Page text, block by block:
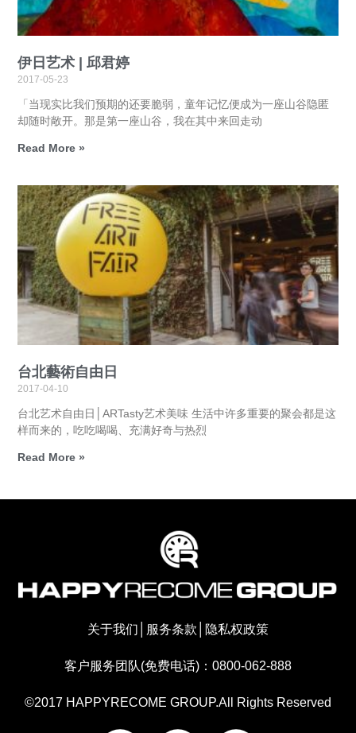
伊日艺术 | 邱君婷
2017-05-23
「当现实比我们预期的还要脆弱，童年记忆便成为一座山谷隐匿
却随时敞开。那是第一座山谷，我在其中来回走动
Read More »
台北藝術自由日
2017-04-10
台北艺术自由日│ARTasty艺术美味 生活中许多重要的聚会都是这
样而来的，吃吃喝喝、充满好奇与热烈
Read More »
关于我们 服务条款 隐私权政策
客户服务团队(免费电话)：0800-062-888
©2017 HAPPYRECOME GROUP.All Rights Reserved